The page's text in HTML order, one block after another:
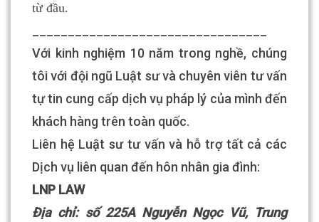
từ đầu.
Với kinh nghiệm 10 năm trong nghề, chúng
tôi với đội ngũ Luật sư và chuyên viên tư vấn
tự tin cung cấp dịch vụ pháp lý của mình đến
khách hàng trên toàn quốc.
Liên hệ Luật sư tư vấn và hỗ trợ tất cả các
Dịch vụ liên quan đến hôn nhân gia đình:
LNP LAW
Địa chỉ: số 225A Nguyễn Ngọc Vũ, Trung